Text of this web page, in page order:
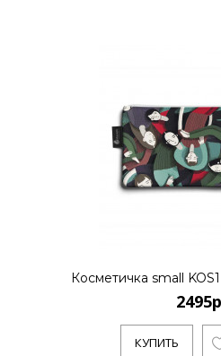
Косметичка small
КУПИТЬ